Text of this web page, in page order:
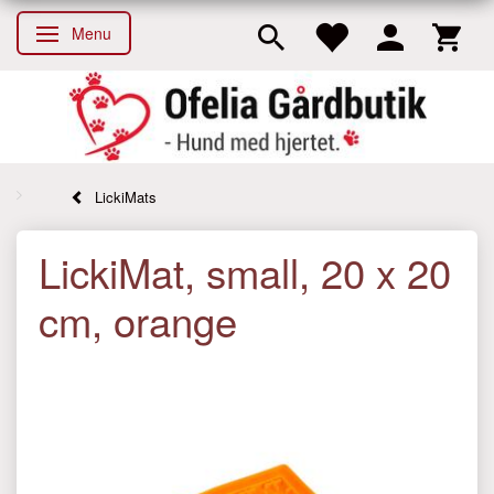
Skifte navigation
Menu
LickiMats
LickiMat, small, 20 x 20
cm, orange